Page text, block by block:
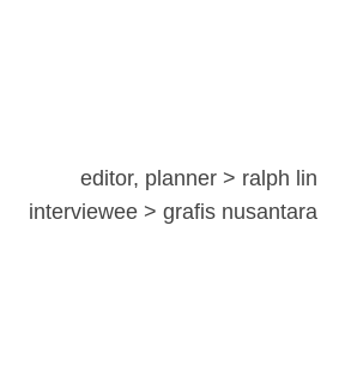
editor, planner > ralph lin
interviewee > grafis nusantara